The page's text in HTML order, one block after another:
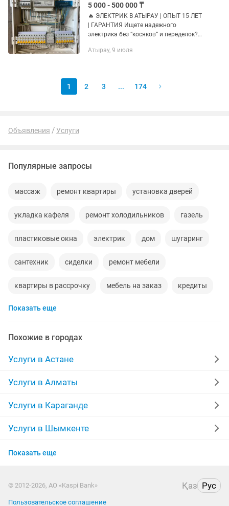
5 000 - 500 000 ₸
🔥 ЭЛЕКТРИК В АТЫРАУ | ОПЫТ 15 ЛЕТ
| ГАРАНТИЯ Ищете надежного
электрика без “косяков” и переделок?
делает качественно с первого раза 👇 ⚡
Атырау, 9 июля
1 2 3 ... 174
Объявления Услуги
Популярные запросы
массаж ремонт квартиры установка дверей
укладка кафеля ремонт холодильников газель
пластиковые окна электрик дом шугаринг
сантехник сиделки ремонт мебели
квартиры в рассрочку мебель на заказ кредиты
москитные сетки
прихожая двери
компьютер кухни
материнская плата
укладка ламината
установка замков
Показать еще
Похожие в городах
Услуги в Астане
Услуги в Алматы
Услуги в Караганде
Услуги в Шымкенте
Услуги в Усть-Каменогорске
Услуги в Актау
Показать еще
© 2012-2026, АО «Kaspi Bank» Қаз Рус
Пользовательское соглашение